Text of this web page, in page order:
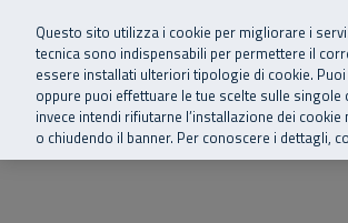
Vai al menu principale
Vai al contenuto principale
Vai al Footer
SuperAbile - il Contact Center Inail per il
Home Chi
Questo sito utilizza i cookie per migliorare i
tecnica sono indispensabili per permettere il
essere installati ulteriori tipologie di cookie. Puoi
oppure puoi effettuare le tue scelte sulle singole
invece intendi rifiutarne l’installazione dei cookie
o chiudendo il banner. Per conoscere i dettagli,